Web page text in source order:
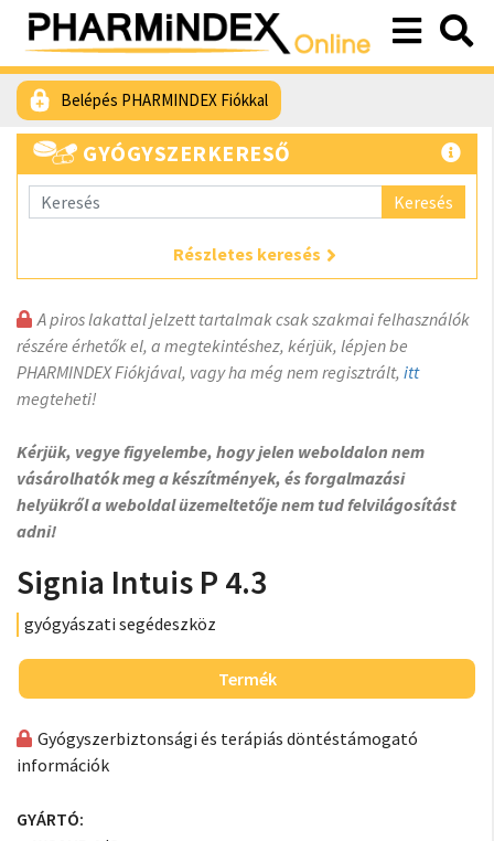
Belépés PHARMINDEX Fiókkal
GYÓGYSZERKERESŐ
Keresés
Részletes keresés
A piros lakattal jelzett tartalmak csak szakmai felhasználók
részére érhetők el, a megtekintéshez, kérjük, lépjen be
PHARMINDEX Fiókjával, vagy ha még nem regisztrált, itt
megteheti!
Kérjük, vegye figyelembe, hogy jelen weboldalon nem
vásárolhatók meg a készítmények, és forgalmazási
helyükről a weboldal üzemeltetője nem tud felvilágosítást
adni!
Signia Intuis P 4.3
gyógyászati segédeszköz
Termék
Gyógyszerbiztonsági és terápiás döntéstámogató
információk
GYÁRTÓ: